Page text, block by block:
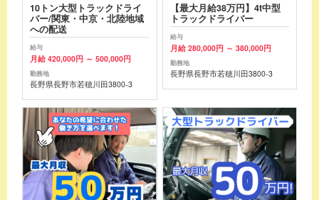
10トン大型トラックドライ
バー/関東・中京・北陸地域
への配送
給与
月給 420,000円 ～ 500,000円
勤務地
長野県長野市若穂川田3800-3
【最大月給38万円】4t中型
トラックドライバー
給与
月給 280,000円 ～ 380,000円
勤務地
長野県長野市若穂川田3800-3